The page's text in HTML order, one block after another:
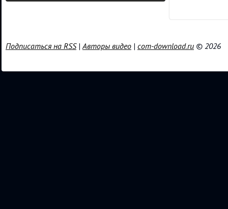
Подписаться на RSS|Авторы видео | com-download.ru © 2026